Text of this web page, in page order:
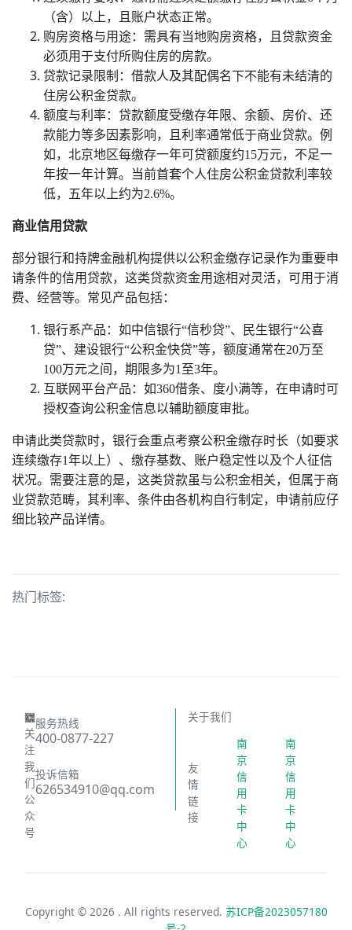
（含）以上，且账户状态正常。‌‌
购房资格与用途‌：需具有当地购房资格，且贷款资金
必须用于支付所购住房的房款。‌‌
贷款记录限制‌：借款人及其配偶名下不能有未结清的
住房公积金贷款。‌‌
额度与利率‌：贷款额度受缴存年限、余额、房价、还
款能力等多因素影响，且利率通常低于商业贷款。例
如，‌北京地区每缴存一年可贷额度约15万元，不足一
年按一年计算。当前首套个人住房公积金贷款利率较
低，五年以上约为2.6%。‌‌
商业信用贷款
部分银行和持牌金融机构提供以公积金缴存记录作为重要申
请条件的信用贷款，这类贷款资金用途相对灵活，可用于消
费、经营等。常见产品包括：‌‌‌‌
银行系产品‌：如‌中信银行“‌信秒贷”、民生银行“‌公喜
贷”、‌建设银行“‌公积金快贷”等，额度通常在20万至
100万元之间，期限多为1至3年。‌‌‌‌
互联网平台产品‌：如‌360借条、‌度小满等，在申请时可
授权查询公积金信息以辅助额度审批。‌‌
申请此类贷款时，银行会重点考察公积金缴存时长（如要求
连续缴存1年以上）、缴存基数、账户稳定性以及个人征信
状况。需要注意的是，这类贷款虽与公积金相关，但属于商
业贷款范畴，其利率、条件由各机构自行制定，申请前应仔
细比较产品详情。‌‌
热门标签:
关
注
我
们
公
众
号
服务热线
400-0877-227
投诉信箱
626534910@qq.com
关于我们
友
情
链
接
南
京
信
用
卡
中
心
南
京
信
用
卡
中
心
Copyright © 2026 . All rights reserved. 苏ICP备2023057180